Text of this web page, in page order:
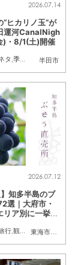
半田市
2026.07.14
ヒカリノ玉”が
運河CanalNigh
・8/1(土)開催
タ ,季節ネタ ,夫婦,カップ
東海市
,大府市
2026.07.12
知多半島のブ
選｜大府市・
リア別に一挙紹
行, 観光 アウトドア